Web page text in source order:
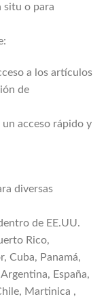
situ o para
a los artículos
de
acceso rápido y
diversas
de EE.UU.
Rico,
Cuba, Panamá,
España,
Martinica ,